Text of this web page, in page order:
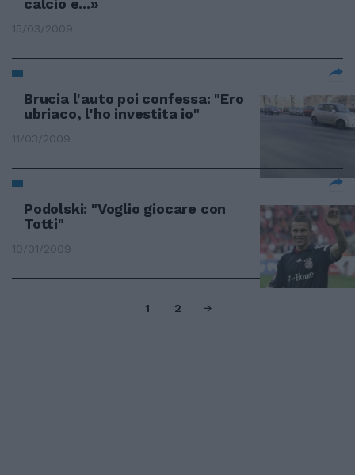
calcio e...»
15/03/2009
Brucia l'auto poi confessa: "Ero
ubriaco, l'ho investita io"
11/03/2009
Podolski: "Voglio giocare con
Totti"
10/01/2009
1 2